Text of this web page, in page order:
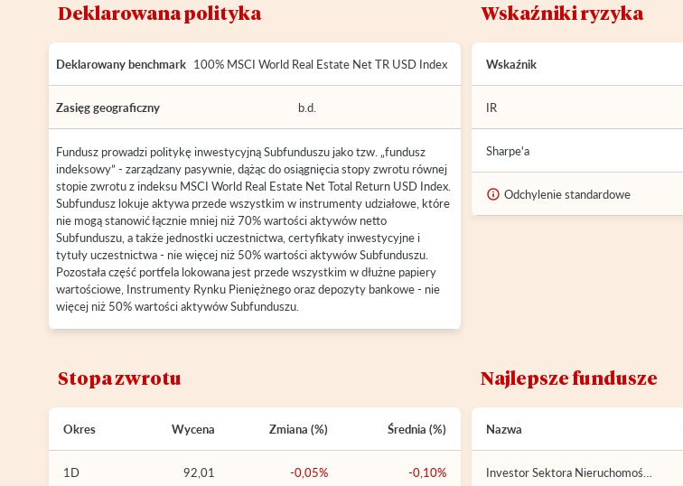
Deklarowana polityka
Deklarowany benchmark 100% MSCI World Real Estate Net TR USD Index
Zasięg geograficzny b.d.
Fundusz prowadzi politykę inwestycyjną Subfunduszu jako tzw. „fundusz
indeksowy” - zarządzany pasywnie, dążąc do osiągnięcia stopy zwrotu równej
stopie zwrotu z indeksu MSCI World Real Estate Net Total Return USD Index.
Subfundusz lokuje aktywa przede wszystkim w instrumenty udziałowe, które
nie mogą stanowić łącznie mniej niż 70% wartości aktywów netto
Subfunduszu, a także jednostki uczestnictwa, certyfikaty inwestycyjne i
tytuły uczestnictwa - nie więcej niż 50% wartości aktywów Subfunduszu.
Pozostała część portfela lokowana jest przede wszystkim w dłużne papiery
wartościowe, Instrumenty Rynku Pieniężnego oraz depozyty bankowe - nie
więcej niż 50% wartości aktywów Subfunduszu.
Wskaźniki ryzyka
Wskaźnik
IR
Sharpe'a
Odchylenie standardowe
Stopa zwrotu
Okres Wycena Zmiana (%) Średnia (%)
1D 92,01 -0,05% -0,10%
Najlepsze fundusze
Nazwa
Investor Sektora Nieruchomości